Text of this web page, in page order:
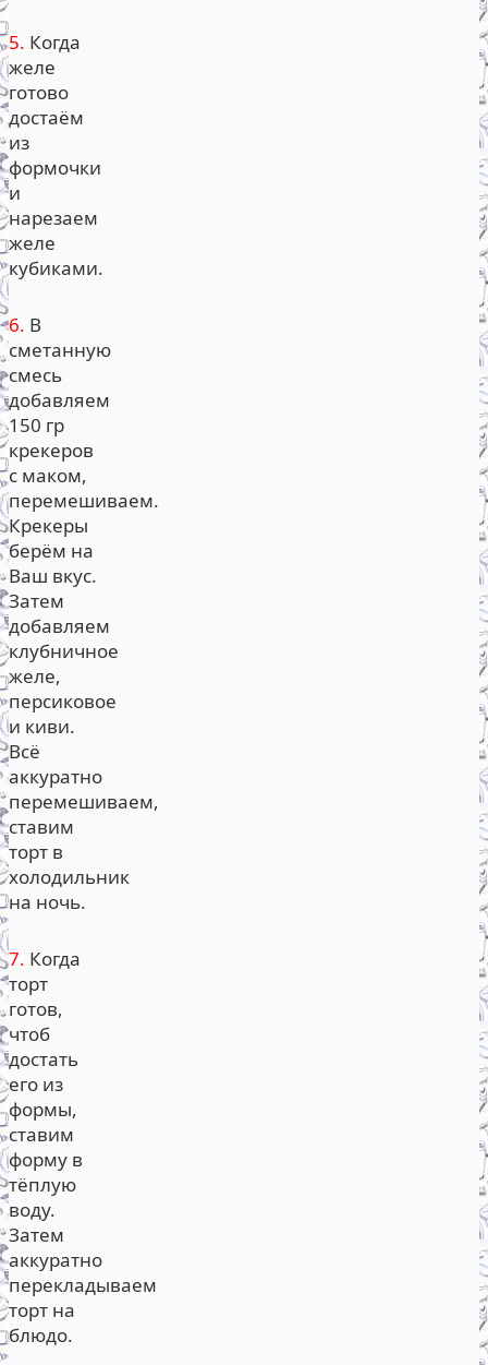
5. Когда
желе
готово
достаём
из
формочки
и
нарезаем
желе
кубиками.
6. В
сметанную
смесь
добавляем
150 гр
крекеров
с маком,
перемешиваем.
Крекеры
берём на
Ваш вкус.
Затем
добавляем
клубничное
желе,
персиковое
и киви.
Всё
аккуратно
перемешиваем,
ставим
торт в
холодильник
на ночь.
7. Когда
торт
готов,
чтоб
достать
его из
формы,
ставим
форму в
тёплую
воду.
Затем
аккуратно
перекладываем
торт на
блюдо.